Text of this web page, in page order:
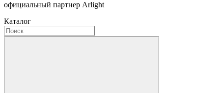
официальный партнер Arlight
Каталог